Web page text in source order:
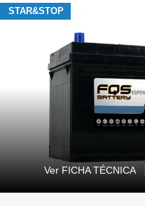
STAR&STOP
Ver FICHA TÉCNICA